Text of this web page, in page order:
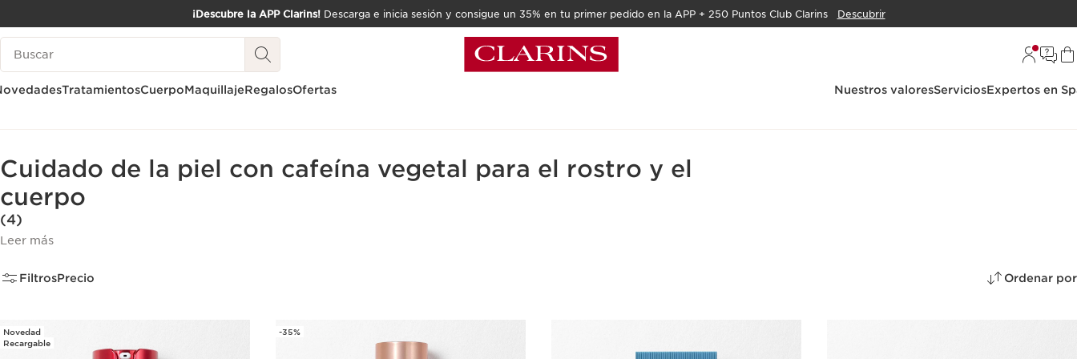
IR AL CONTENIDO
¡Descubre la APP Clarins!Descarga e inicia sesión y consigue un 35% en tu primer pedido en la APP + 250 Puntos Club Clarins Descubrir
Leyenda
TratamientosCuerpoMaquillajeRegalosOfertas Nuestros valoresServiciosExpertos en
Cuidado de la piel con cafeína vegetal para el rostro y el
cuerpo
(4)
Leer más
FiltrosPrecio Ordenar por
Novedad
Recargable
-35%